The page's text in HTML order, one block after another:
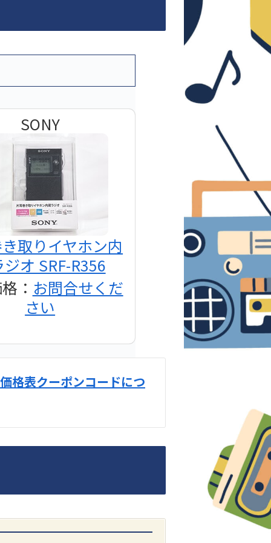
SONY
取りイヤホン内
オ SRF-R356
： お問合せくだ
さい
DENON
プリメイン
アンプ
格表クーポンコードにつ